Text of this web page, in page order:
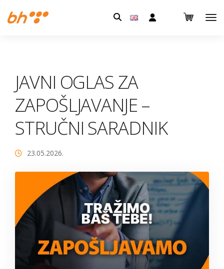
Pretraga:
JAVNI OGLAS ZA
ZAPOŠLJAVANJE –
STRUČNI SARADNIK
23.05.2026.